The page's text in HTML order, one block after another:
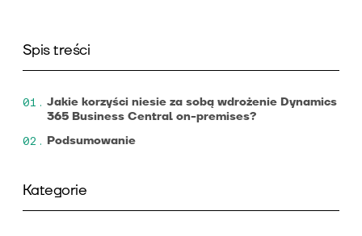
Spis treści
Jakie korzyści niesie za sobą wdrożenie Dynamics
365 Business Central on-premises?
Podsumowanie
Kategorie